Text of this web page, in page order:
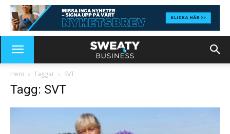
Hem Taggar SVT
Tagg: SVT